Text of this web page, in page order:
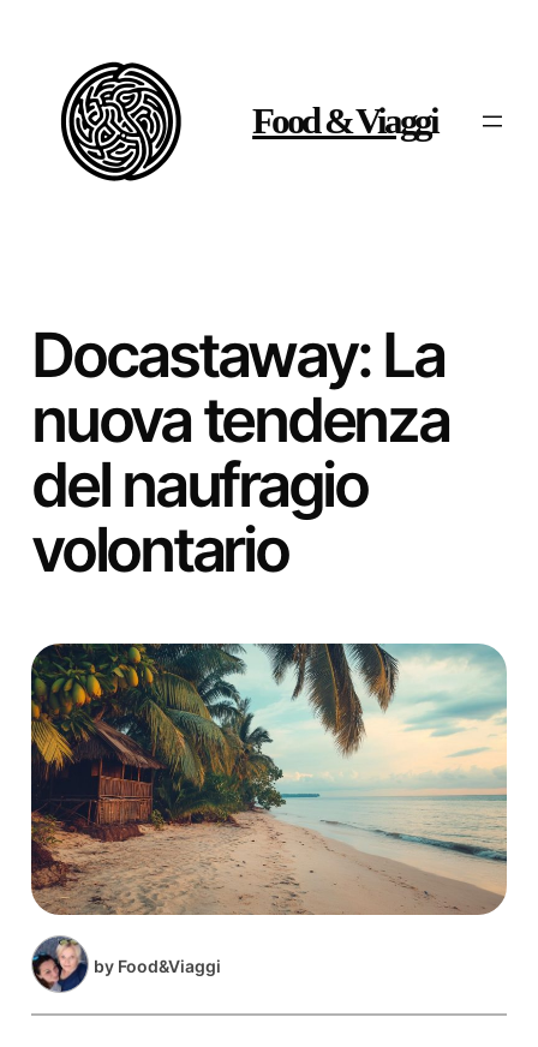
Food & Viaggi
Docastaway: La
nuova tendenza
del naufragio
volontario
by Food&Viaggi